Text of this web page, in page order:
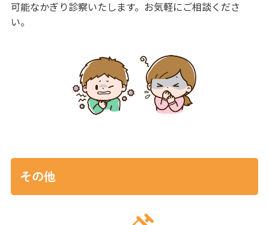
可能なかぎり診察いたします。お気軽にご相談くださ
い。
その他